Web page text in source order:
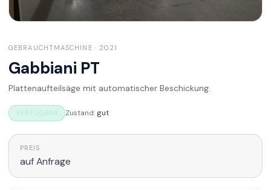
GEBRAUCHTMASCHINE · 2021
Gabbiani PT
Plattenaufteilsäge mit automatischer Beschickung.
VERFÜGBAR Zustand: gut
PREIS
auf Anfrage